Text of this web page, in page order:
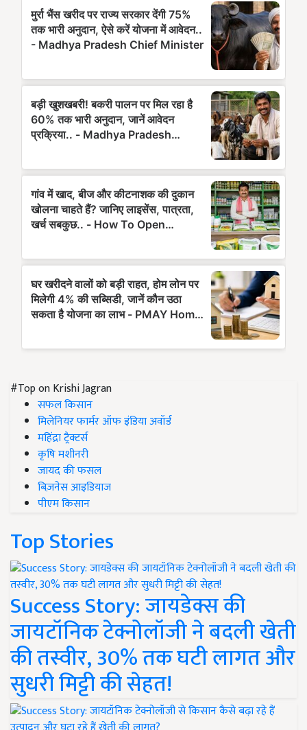
#Top on Krishi Jagran
सफल किसान
मिलेनियर फार्मर ऑफ इंडिया अवॉर्ड
महिंद्रा ट्रैक्टर्स
कृषि मशीनरी
जायद की फसल
बिज़नेस आइडियाज
पीएम किसान
Top Stories
Success Story: जायडेक्स की
जायटॉनिक टेक्नोलॉजी ने बदली खेती
की तस्वीर, 30% तक घटी लागत और
सुधरी मिट्टी की सेहत!